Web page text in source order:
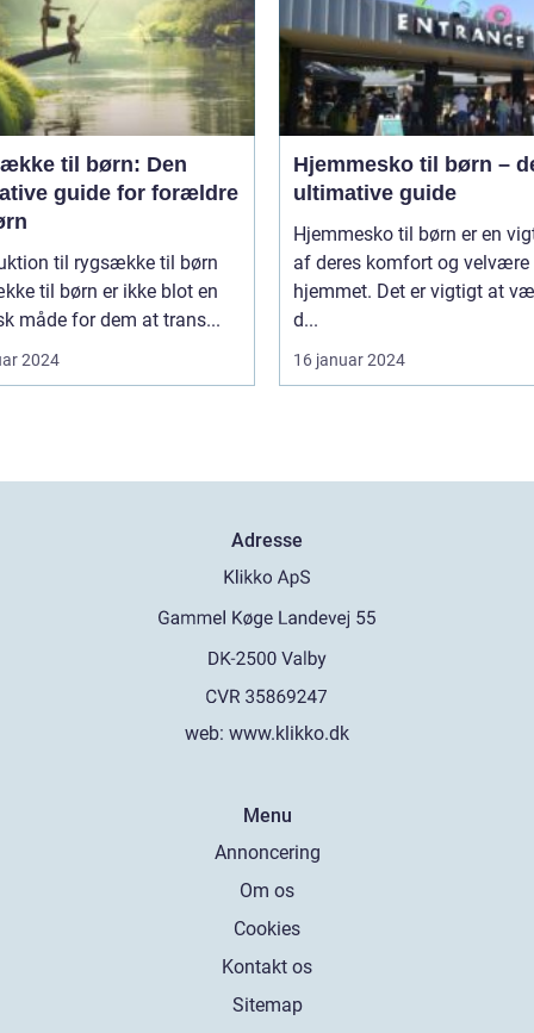
til børn: Den
guide for forældre
til rygsække til børn
til børn er ikke blot en
måde for dem at trans...
2024
Hjemmesko til børn –
ultimative guide
Hjemmesko til børn er en
af deres komfort og velvære
hjemmet. Det er vigtigt at
d...
16 januar 2024
Adresse
web: www.klikko.dk
Menu
Annoncering
Om os
Cookies
Kontakt os
Sitemap